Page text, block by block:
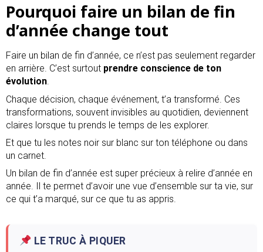
Pourquoi faire un bilan de fin
d’année change tout
Faire un bilan de fin d’année, ce n’est pas seulement regarder
en arrière. C’est surtout prendre conscience de ton
évolution
Chaque décision, chaque événement, t’a transformé. Ces
transformations, souvent invisibles au quotidien, deviennent
claires lorsque tu prends le temps de les explorer.
Et que tu les notes noir sur blanc sur ton téléphone ou dans
un carnet.
Un bilan de fin d’année est super précieux à relire d’année en
année. Il te permet d’avoir une vue d’ensemble sur ta vie, sur
ce qui t’a marqué, sur ce que tu as appris.
LE TRUC À PIQUER